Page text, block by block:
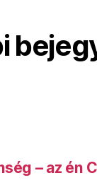
– az én